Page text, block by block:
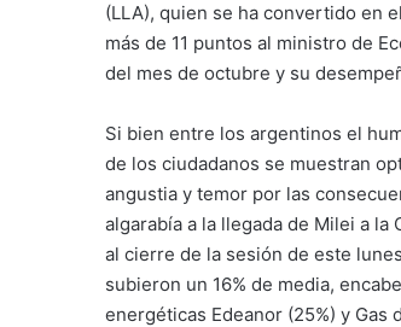
(LLA), quien se ha convertido en
más de 11 puntos al ministro de
del mes de octubre y su
Si bien entre los argentinos el
de los ciudadanos se muestran
angustia y temor por las
algarabía a la llegada de Milei a la
al cierre de la sesión de este
subieron un 16% de media,
energéticas Edeanor (25%) y Gas